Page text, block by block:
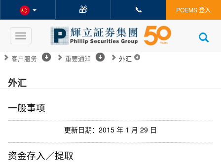
🎁 📞 POEMS 登入
Toggle
navigation
客户服务 重要通知 外汇
外汇
一般事项
更新日期：2015 年 1 月 29 日
资金存入／提取